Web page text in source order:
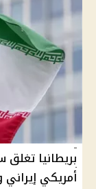
بريطانيا
أمريكي إيراني